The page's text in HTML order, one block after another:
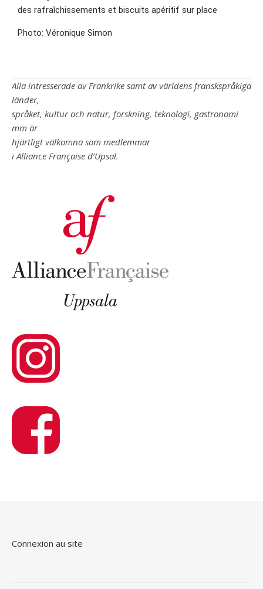
des rafraîchissements et biscuits apéritif sur place
Photo: Véronique Simon
Alla intresserade av Frankrike samt av världens franskspråkiga
länder,
språket, kultur och natur, forskning, teknologi, gastronomi
mm är
hjärtligt välkomna som medlemmar
i Alliance Française d’Upsal.
Connexion au site